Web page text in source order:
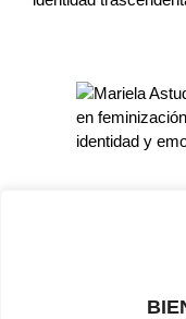
Insisto mucho en